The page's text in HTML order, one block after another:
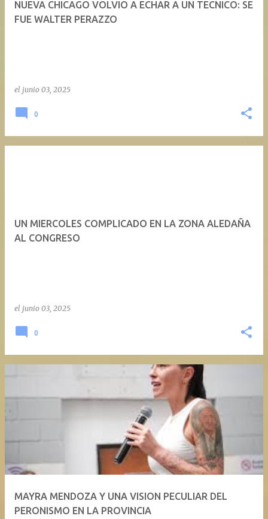
NUEVA CHICAGO VOLVIO A ECHAR A UN TECNICO: SE
FUE WALTER PERAZZO
el junio 03, 2025
0
UN MIERCOLES COMPLICADO EN LA ZONA ALEDAÑA
AL CONGRESO
el junio 03, 2025
0
MAYRA MENDOZA Y UNA VISION PECULIAR DEL
PERONISMO EN LA PROVINCIA